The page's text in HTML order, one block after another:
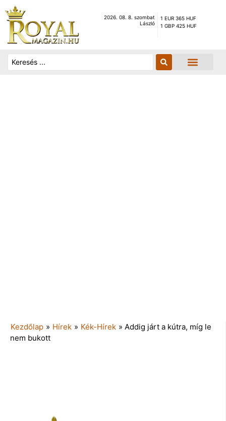
2026. 08. 8. szombat
László
1 EUR 365 HUF
1 GBP 425 HUF
Kezdőlap » Hírek » Kék-Hírek » Addig járt a kútra, míg le
nem bukott